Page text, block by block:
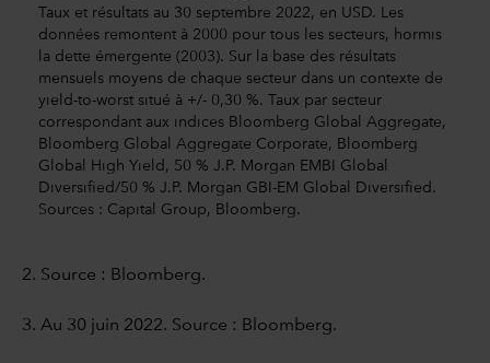
Taux et résultats au 30 septembre 2022, en USD. Les
données remontent à 2000 pour tous les secteurs, hormis
la dette émergente (2003). Sur la base des résultats
mensuels moyens de chaque secteur dans un contexte de
yield-to-worst situé à +/- 0,30 %. Taux par secteur
correspondant aux indices Bloomberg Global Aggregate,
Bloomberg Global Aggregate Corporate, Bloomberg
Global High Yield, 50 % J.P. Morgan EMBI Global
Diversified/50 % J.P. Morgan GBI-EM Global Diversified.
Sources : Capital Group, Bloomberg.
2. Source : Bloomberg.
3. Au 30 juin 2022. Source : Bloomberg.